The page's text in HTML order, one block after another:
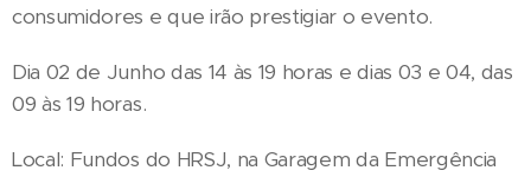
consumidores e que irão prestigiar o evento.
Dia 02 de Junho das 14 às 19 horas e dias 03 e 04, das
09 às 19 horas.
Local: Fundos do HRSJ, na Garagem da Emergência